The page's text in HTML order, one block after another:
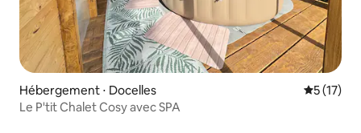
Hébergement ⋅ Docelles
5 (17)
Le P'tit Chalet Cosy avec SPA